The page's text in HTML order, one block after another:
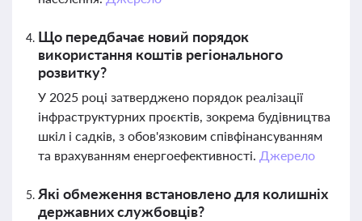
Що передбачає новий порядок
використання коштів регіонального
розвитку?
У 2025 році затверджено порядок реалізації
інфраструктурних проєктів, зокрема будівництва
шкіл і садків, з обов'язковим співфінансуванням
та врахуванням енергоефективності. Джерело
Які обмеження встановлено для колишніх
державних службовців?